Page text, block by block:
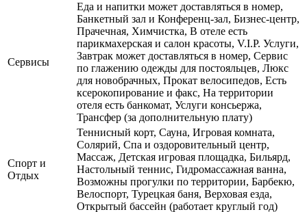
Сервисы
Еда и напитки может доставляться в номер,
Банкетный зал и Конференц-зал, Бизнес-центр,
Прачечная, Химчистка, В отеле есть
парикмахерская и салон красоты, V.I.P. Услуги,
Завтрак может доставляться в номер, Сервис
по глажению одежды для постояльцев, Люкс
для новобрачных, Прокат велосипедов, Есть
ксерокопирование и факс, На территории
отеля есть банкомат, Услуги консьержа,
Трансфер (за дополнительную плату)
Спорт и
Отдых
Теннисный корт, Сауна, Игровая комната,
Солярий, Спа и оздоровительный центр,
Массаж, Детская игровая площадка, Бильярд,
Настольный теннис, Гидромассажная ванна,
Возможны прогулки по территории, Барбекю,
Велоспорт, Турецкая баня, Верховая езда,
Открытый бассейн (работает круглый год)